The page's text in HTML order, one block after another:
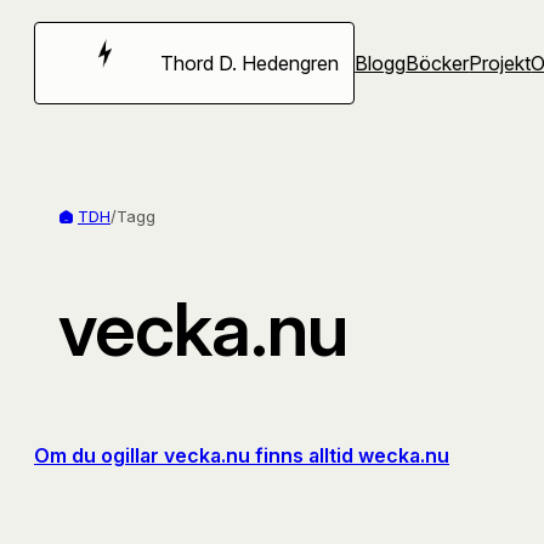
Hoppa
Thord D. Hedengren BloggBöckerProjekt
TDH/Tagg
vecka.nu
Om du ogillar vecka.nu finns alltid wecka.nu